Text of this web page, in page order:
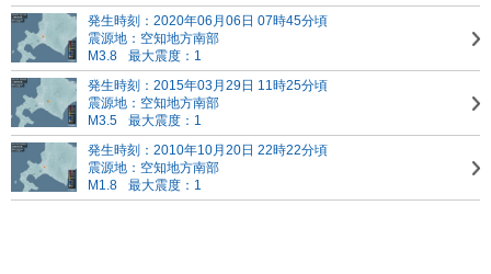
発生時刻：2020年06月06日 07時45分頃
震源地：空知地方南部
M3.8
最大震度：1
発生時刻：2015年03月29日 11時25分頃
震源地：空知地方南部
M3.5
最大震度：1
発生時刻：2010年10月20日 22時22分頃
震源地：空知地方南部
M1.8
最大震度：1